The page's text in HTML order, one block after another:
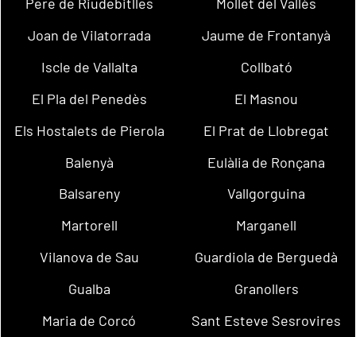
Pere de Riudebitlles
Mollet del Vallès
Joan de Vilatorrada
Jaume de Frontanyà
Iscle de Vallalta
Collbató
El Pla del Penedès
El Masnou
Els Hostalets de Pierola
El Prat de Llobregat
Balenyà
Eulàlia de Ronçana
Balsareny
Vallgorguina
Martorell
Marganell
Vilanova de Sau
Guardiola de Berguedà
Gualba
Granollers
Maria de Corcó
Sant Esteve Sesrovires